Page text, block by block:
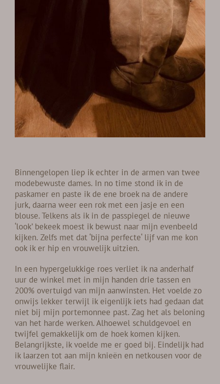
Binnengelopen liep ik echter in de armen van twee
modebewuste dames. In no time stond ik in de
paskamer en paste ik de ene broek na de andere
jurk, daarna weer een rok met een jasje en een
blouse. Telkens als ik in de passpiegel de nieuwe
‘look’ bekeek moest ik bewust naar mijn evenbeeld
kijken. Zelfs met dat ‘bijna perfecte‘ lijf van me kon
ook ik er hip en vrouwelijk uitzien.
In een hypergelukkige roes verliet ik na anderhalf
uur de winkel met in mijn handen drie tassen en
200% overtuigd van mijn aanwinsten. Het voelde zo
onwijs lekker terwijl ik eigenlijk iets had gedaan dat
niet bij mijn portemonnee past. Zag het als beloning
van het harde werken. Alhoewel schuldgevoel en
twijfel gemakkelijk om de hoek komen kijken.
Belangrijkste, ik voelde me er goed bij. Eindelijk had
ik laarzen tot aan mijn knieën en netkousen voor de
vrouwelijke flair.